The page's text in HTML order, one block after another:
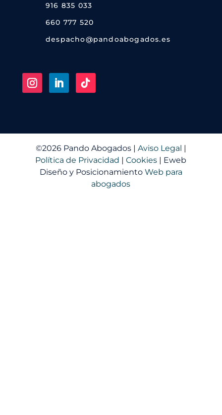
916 835 033
660 777 520
despacho@pandoabogados.es
©2026Pando Abogados | Aviso Legal |
Política de Privacidad |Cookies | Eweb
Diseño y Posicionamiento Web para
abogados